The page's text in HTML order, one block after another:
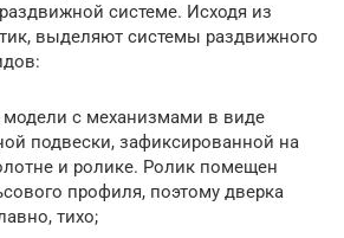
системе. Исходя из
выделяют системы раздвижного
с механизмами в виде
подвески, зафиксированной на
и ролике. Ролик помещен
профиля, поэтому дверка
тихо;